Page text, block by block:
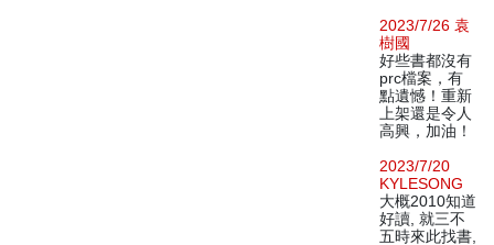
2023/7/26 袁
樹國
好些書都沒有
prc檔案，有
點遺憾！重新
上架還是令人
高興，加油！
2023/7/20
KYLESONG
大概2010知道
好讀, 就三不
五時來此找書,